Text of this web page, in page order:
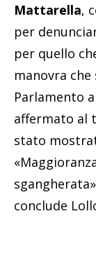
Mattarella,
per
per quello
manovra
Parlamento
affermato al
stato
conclude